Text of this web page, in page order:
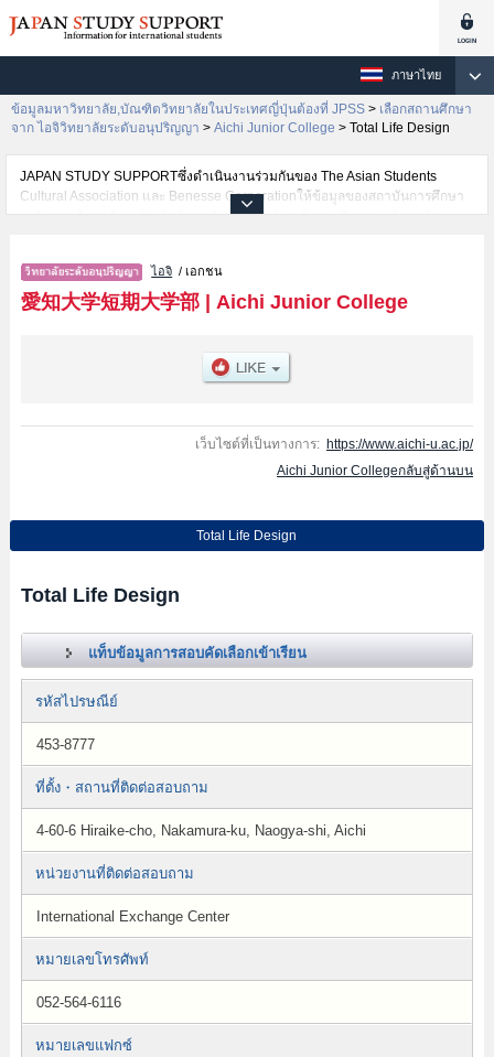
ภาษาไทย
ข้อมูลมหาวิทยาลัย,บัณฑิตวิทยาลัยในประเทศญี่ปุ่นต้องที่ JPSS > เลือกสถานศึกษา
จาก ไอจิวิทยาลัยระดับอนุปริญญา > Aichi Junior College > Total Life Design
JAPAN STUDY SUPPORTซึ่งดำเนินงานร่วมกันของ The Asian Students
Cultural Association และ Benesse Corporationให้ข้อมูลของสถาบันการศึกษา
ระดับมหาวิทยาลัย・บัณฑิตวิทยาลัย・วิทยาลัยระดับอนุปริญญา・วิทยาลัย
ชาติเช่นข้อมูลของแต่ละคณะ,ข้อมูลการสอบคัดเลือกเข้าศึกษาเช่นจำนวนคนที่รับ
สมัครหรือจำนวนคนที่ผ่านการสอบคัดเลือกเป็นต้น,แนะนำสถานที่,การเดินทาง
เป็นต้นไว้ด้วยดังนั้นขอเชิญใช้บริการค้นหาข้อมูลตามอัธยาศัย
ไอจิ / เอกชน
愛知大学短期大学部| Aichi Junior College
เว็บไซต์ที่เป็นทางการ: https://www.aichi-u.ac.jp/
Aichi Junior Collegeกลับสู่ด้านบน
Total Life Design
Total Life Design
แท็บข้อมูลการสอบคัดเลือกเข้าเรียน
รหัสไปรษณีย์
453-8777
ที่ตั้ง・สถานที่ติดต่อสอบถาม
4-60-6 Hiraike-cho, Nakamura-ku, Naogya-shi, Aichi
หน่วยงานที่ติดต่อสอบถาม
International Exchange Center
หมายเลขโทรศัพท์
052-564-6116
หมายเลขแฟกซ์